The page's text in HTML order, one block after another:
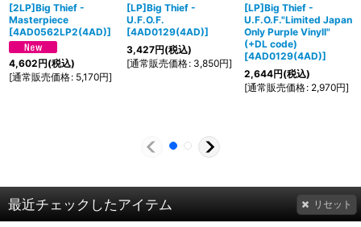
[2LP]Big Thief -
Masterpiece
[4AD0562LP2(4AD)]
4,602円(税込)
[通常販売価格: 5,170円]
[LP]Big Thief -
U.F.O.F.
[4AD0129(4AD)]
3,427円(税込)
[通常販売価格: 3,850円]
[LP]Big Thief -
U.F.O.F."Limited Japan
Only Purple Vinyll"
(+DL code)
[4AD0129(4AD)]
2,644円(税込)
[通常販売価格: 2,970円]
最近チェックしたアイテム リセット